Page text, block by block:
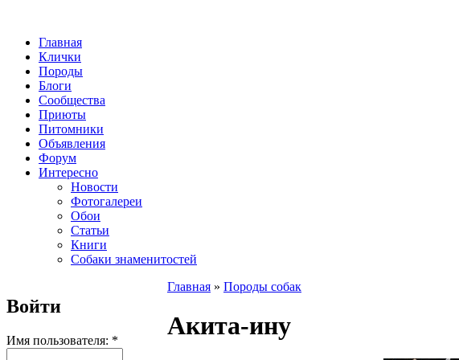
Главная
Клички
Породы
Блоги
Сообщества
Приюты
Питомники
Объявления
Форум
Интересно
Новости
Фотогалереи
Обои
Статьи
Книги
Собаки знаменитостей
Войти
Имя пользователя: *
Главная » Породы собак
Акита-ину